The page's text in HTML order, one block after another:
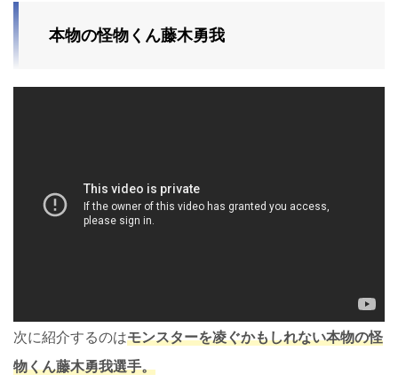
本物の怪物くん藤木勇我
次に紹介するのはモンスターを凌ぐかもしれない本物の怪
物くん藤木勇我選手。